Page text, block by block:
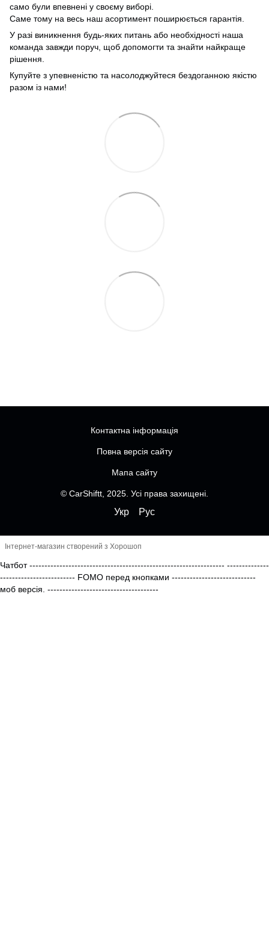
само були впевнені у своєму виборі.
Саме тому на весь наш асортимент поширюється гарантія.
У разі виникнення будь-яких питань або необхідності наша
команда завжди поруч, щоб допомогти та знайти найкраще
рішення.
Купуйте з упевненістю та насолоджуйтеся бездоганною якістю
разом із нами!
Контактна інформація
Повна версія сайту
Мапа сайту
© CarShiftt, 2025. Усі права захищені.
Укр Рус
Інтернет-магазин створений з Хорошоп
Чатбот----------------------------------------------------------------- --------------
------------------------- FOMO перед кнопками ----------------------------
моб версія. -------------------------------------